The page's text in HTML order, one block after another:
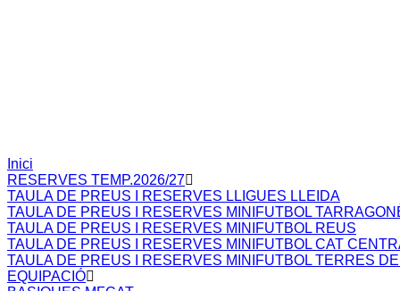
Inici
RESERVES TEMP.2026/27
TAULA DE PREUS I RESERVES LLIGUES LLEIDA
TAULA DE PREUS I RESERVES MINIFUTBOL
TAULA DE PREUS I RESERVES MINIFUTBOL REUS
TAULA DE PREUS I RESERVES MINIFUTBOL CAT
TAULA DE PREUS I RESERVES MINIFUTBOL TERRES DE
EQUIPACIÓ